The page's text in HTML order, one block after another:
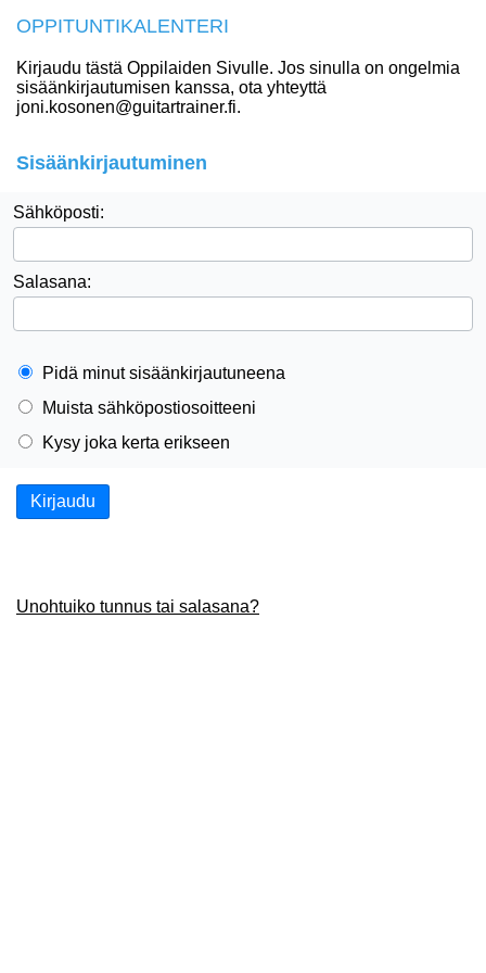
OPPITUNTIKALENTERI
Kirjaudu tästä Oppilaiden Sivulle. Jos sinulla on ongelmia
sisäänkirjautumisen kanssa, ota yhteyttä
joni.kosonen@guitartrainer.fi.
Sisäänkirjautuminen
Sähköposti:
Salasana:
Pidä minut sisäänkirjautuneena
Muista sähköpostiosoitteeni
Kysy joka kerta erikseen
Kirjaudu
Unohtuiko tunnus tai salasana?